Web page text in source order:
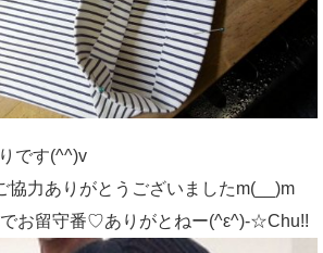
です(^^)v
力ありがとうございましたm(__)m
でお留守番♡ありがとねー(^ε^)-☆Chu!!